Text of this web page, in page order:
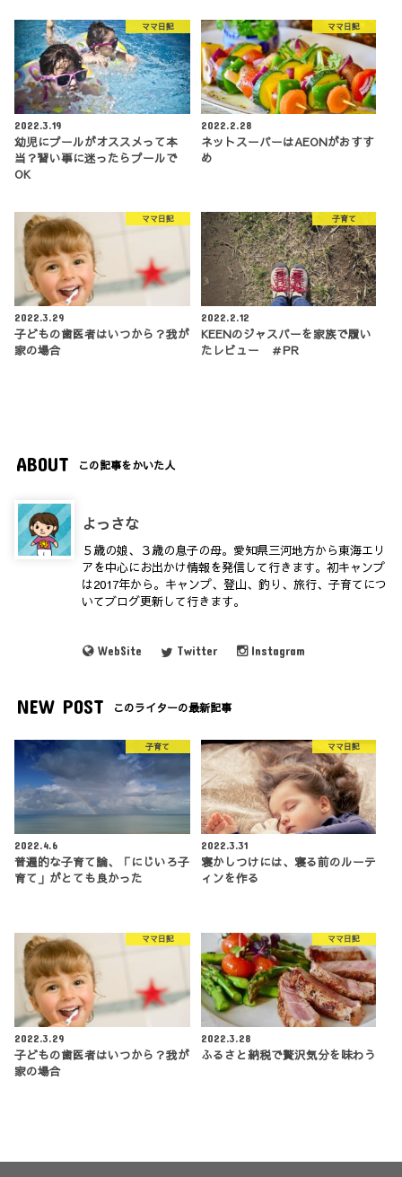
ママ日記
2022.3.19
幼児にプールがオススメって本
当？習い事に迷ったらプールで
OK
ママ日記
2022.2.28
ネットスーパーはAEONがおすす
め
ママ日記
2022.3.29
子どもの歯医者はいつから？我が
家の場合
子育て
2022.2.12
KEENのジャスパーを家族で履い
たレビュー ＃PR
ABOUT この記事をかいた人
よっさな
５歳の娘、３歳の息子の母。愛知県三河地方から東海エリ
アを中心にお出かけ情報を発信して行きます。初キャンプ
は2017年から。キャンプ、登山、釣り、旅行、子育てにつ
いてブログ更新して行きます。
WebSite Twitter Instagram
NEW POST このライターの最新記事
子育て
2022.4.6
普遍的な子育て論、「にじいろ子
育て」がとても良かった
ママ日記
2022.3.31
寝かしつけには、寝る前のルーテ
ィンを作る
ママ日記
2022.3.29
子どもの歯医者はいつから？我が
家の場合
ママ日記
2022.3.28
ふるさと納税で贅沢気分を味わう